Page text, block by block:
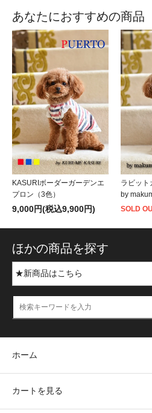
あなたにおすすめの商品
KASURIボーダーガーデンエ
プロン（3色）
9,000円(税込9,900円)
ラビッ
by
SOLD
ほかの商品を探す
ホーム
カートを見る